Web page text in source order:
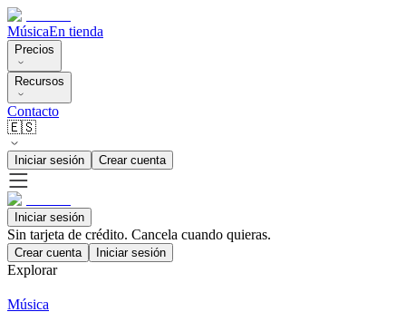
MúsicaEn tienda
Precios
Recursos
Contacto
🇪🇸
Iniciar sesión Crear cuenta
Iniciar sesión
Sin tarjeta de crédito. Cancela cuando quieras.
Crear cuenta Iniciar sesión
Explorar
Música